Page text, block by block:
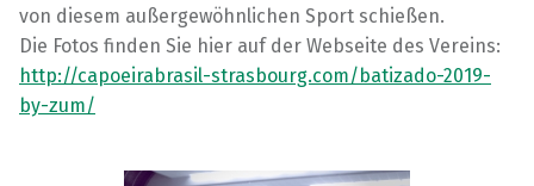
von diesem außergewöhnlichen Sport schießen.
Die Fotos finden Sie hier auf der Webseite des Vereins:
http://capoeirabrasil-strasbourg.com/batizado-2019-
by-zum/